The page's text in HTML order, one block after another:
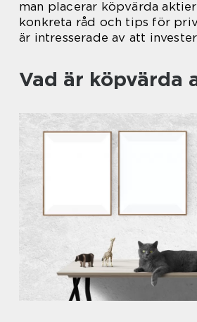
man placerar köpvärda
konkreta råd och tips för
är intresserade av att
Vad är köpvärda